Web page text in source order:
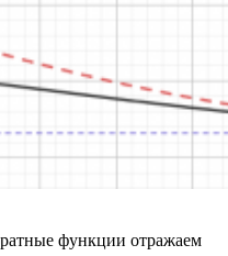
функции отражаем